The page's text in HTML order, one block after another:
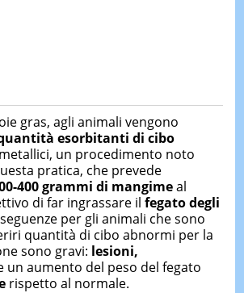
gras, agli animali vengono
esorbitanti di cibo
un procedimento noto
pratica, che prevede
400 grammi di mangimeal
di far ingrassare il fegato degli
per gli animali che sono
quantità di cibo abnormi per la
sono gravi: lesioni,
un aumento del peso del fegato
rispetto al normale.